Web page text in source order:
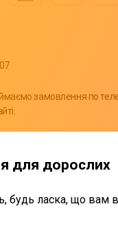
замовлення по
для дорослих
будь ласка, що вам